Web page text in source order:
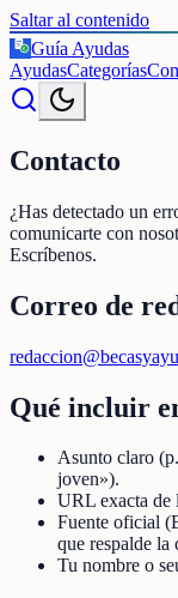
Saltar al contenido
€
Guía Ayudas
AyudasCategorías
Contacto
¿Has detectado un
comunicarte con
Escríbenos.
Correo de
Qué incluir
Asunto claro
joven»).
URL exacta de
Fuente oficial
que respalde la
Tu nombre o